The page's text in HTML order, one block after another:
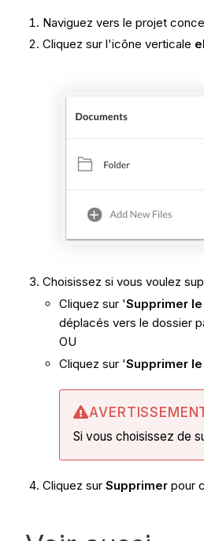
Naviguez vers le projet
Cliquez sur l'icône verticale
Choisissez si vous voulez
Cliquez sur 'Supprimer
déplacés vers le dossier
OU
Cliquez sur 'Supprimer
Si vous choisissez de
Cliquez surSupprimer pour